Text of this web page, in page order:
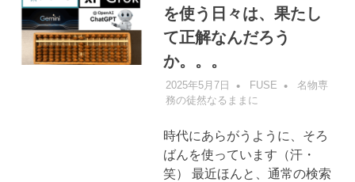
を使う日々は、果たし
て正解なんだろう
か。。。
2025年5月7日 FUSE
名物専
務の徒然なるままに
時代にあらがうように、そろ
ばんを使っています（汗・
笑） 最近ほんと、通常の検索